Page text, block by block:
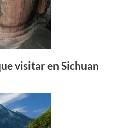
visitar en Sichuan